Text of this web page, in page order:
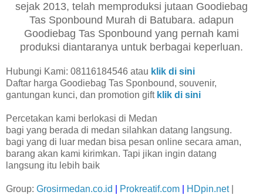
sejak 2013, telah memproduksi jutaan Goodiebag
Tas Sponbound Murah di Batubara. adapun
Goodiebag Tas Sponbound yang pernah kami
produksi diantaranya untuk berbagai keperluan.
Hubungi Kami: 08116184546 atau klik di sini
Daftar harga Goodiebag Tas Sponbound, souvenir,
gantungan kunci, dan promotion gift klik di sini
Percetakan kami berlokasi di Medan
bagi yang berada di medan silahkan datang langsung.
bagi yang di luar medan bisa pesan online secara aman,
barang akan kami kirimkan. Tapi jikan ingin datang
langsung itu lebih baik
Group: Grosirmedan.co.id Prokreatif.com HDpin.net|